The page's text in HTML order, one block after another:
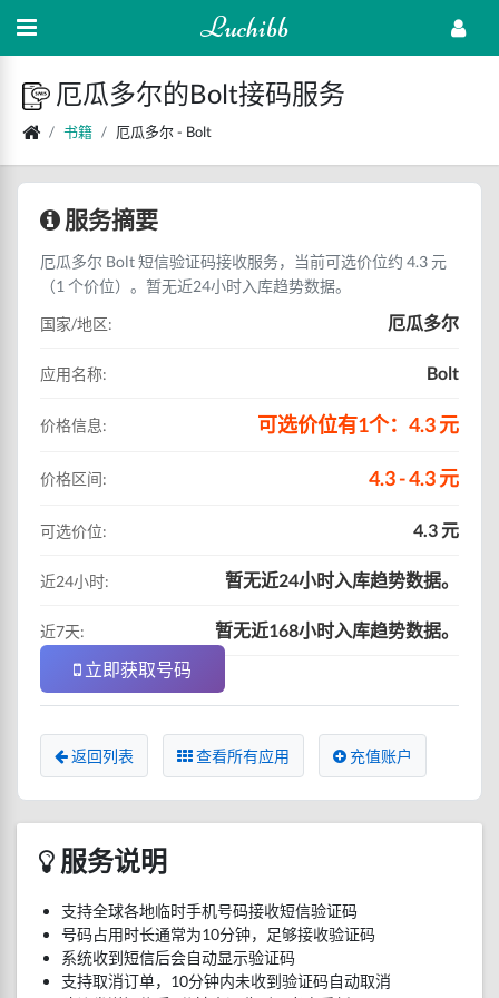
Luchibb
厄瓜多尔的Bolt接码服务
书籍 厄瓜多尔 - Bolt
服务摘要
厄瓜多尔 Bolt 短信验证码接收服务，当前可选价位约 4.3 元
（1 个价位）。暂无近24小时入库趋势数据。
国家/地区:
厄瓜多尔
应用名称: Bolt
价格信息: 可选价位有1个：4.3 元
价格区间: 4.3 - 4.3 元
可选价位: 4.3 元
近24小时: 暂无近24小时入库趋势数据。
近7天:
暂无近168小时入库趋势数据。
立即获取号码
返回列表 查看所有应用 充值账户
服务说明
支持全球各地临时手机号码接收短信验证码
号码占用时长通常为10分钟，足够接收验证码
系统收到短信后会自动显示验证码
支持取消订单，10分钟内未收到验证码自动取消